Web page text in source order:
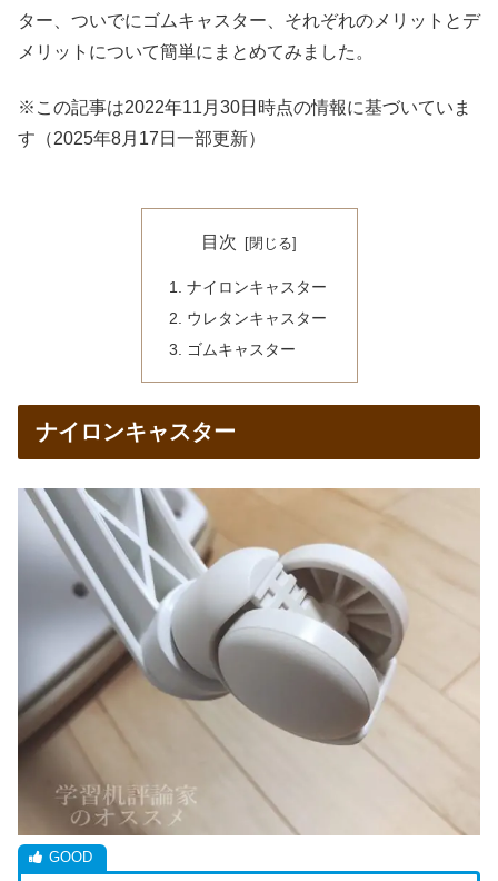
ター、ついでにゴムキャスター、それぞれのメリットとデ
メリットについて簡単にまとめてみました。
※この記事は2022年11月30日時点の情報に基づいていま
す（2025年8月17日一部更新）
目次
ナイロンキャスター
ウレタンキャスター
ゴムキャスター
ナイロンキャスター